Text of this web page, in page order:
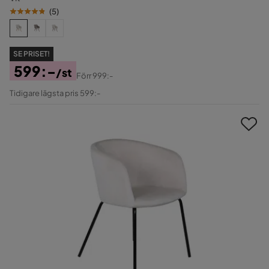
(5)
SE PRISET!
Pris
599:-/st
Original
Förr999:-
Tidigare lägsta pris 599:-